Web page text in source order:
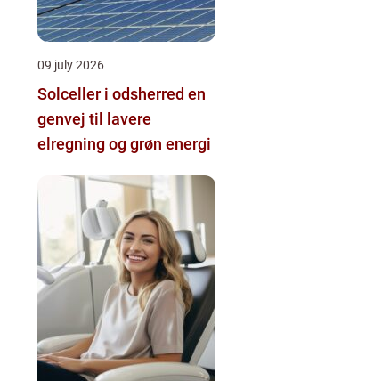
09 july 2026
Solceller i odsherred en
genvej til lavere
elregning og grøn energi